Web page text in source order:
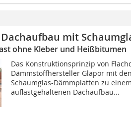
mit
ohne Kleber und Heißbitumen
Das Konstruktionsprinzip von
Dämmstoffhersteller Glapor mit
Schaumglas-Dämmplatten zu
auflastgehaltenen Dachaufbau...